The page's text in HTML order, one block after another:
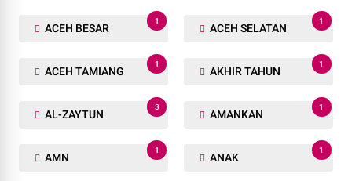
ACEH BESAR
1
ACEH SELATAN
1
ACEH TAMIANG
1
AKHIR TAHUN
1
AL-ZAYTUN
3
AMANKAN
1
AMN
1
ANAK
1